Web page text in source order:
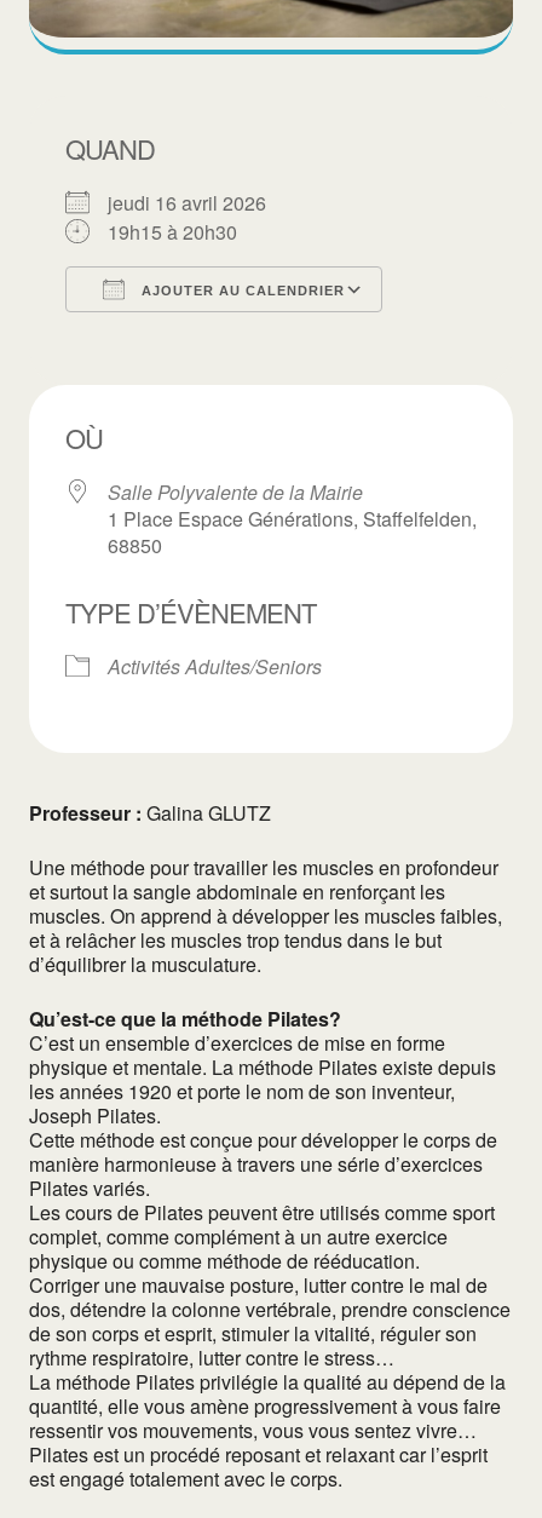
QUAND
jeudi 16 avril 2026
19h15 à 20h30
AJOUTER AU CALENDRIER
OÙ
Salle Polyvalente de la Mairie
1 Place Espace Générations, Staffelfelden,
68850
TYPE D’ÉVÈNEMENT
Activités Adultes/Seniors
Professeur : Galina GLUTZ
Une méthode pour travailler les muscles en profondeur
et surtout la sangle abdominale en renforçant les
muscles. On apprend à développer les muscles faibles,
et à relâcher les muscles trop tendus dans le but
d’équilibrer la musculature.
Qu’est-ce que la méthode Pilates?
C’est un ensemble d’exercices de mise en forme
physique et mentale. La méthode Pilates existe depuis
les années 1920 et porte le nom de son inventeur,
Joseph Pilates.
Cette méthode est conçue pour développer le corps de
manière harmonieuse à travers une série d’exercices
Pilates variés.
Les cours de Pilates peuvent être utilisés comme sport
complet, comme complément à un autre exercice
physique ou comme méthode de rééducation.
Corriger une mauvaise posture, lutter contre le mal de
dos, détendre la colonne vertébrale, prendre conscience
de son corps et esprit, stimuler la vitalité, réguler son
rythme respiratoire, lutter contre le stress…
La méthode Pilates privilégie la qualité au dépend de la
quantité, elle vous amène progressivement à vous faire
ressentir vos mouvements, vous vous sentez vivre…
Pilates est un procédé reposant et relaxant car l’esprit
est engagé totalement avec le corps.